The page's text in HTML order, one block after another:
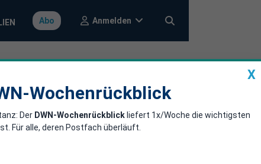
Abo Anmelden
getan,
X
Wochenrückblick
Der DWN-Wochenrückblick liefert 1x/Woche die wichtigsten
Für alle, deren Postfach überläuft.